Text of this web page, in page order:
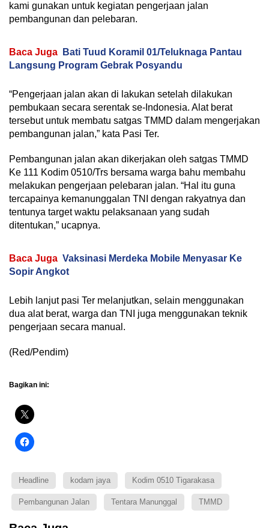
kami gunakan untuk kegiatan pengerjaan jalan
pembangunan dan pelebaran.
Baca Juga
Bati Tuud Koramil 01/Teluknaga Pantau
Langsung Program Gebrak Posyandu
“Pengerjaan jalan akan di lakukan setelah dilakukan
pembukaan secara serentak se-Indonesia. Alat berat
tersebut untuk membatu satgas TMMD dalam mengerjakan
pembangunan jalan,” kata Pasi Ter.
Pembangunan jalan akan dikerjakan oleh satgas TMMD
Ke 111 Kodim 0510/Trs bersama warga bahu membahu
melakukan pengerjaan pelebaran jalan. “Hal itu guna
tercapainya kemanunggalan TNI dengan rakyatnya dan
tentunya target waktu pelaksanaan yang sudah
ditentukan,” ucapnya.
Baca Juga Vaksinasi Merdeka Mobile Menyasar Ke
Sopir Angkot
Lebih lanjut pasi Ter melanjutkan, selain menggunakan
dua alat berat, warga dan TNI juga menggunakan teknik
pengerjaan secara manual.
(Red/Pendim)
Bagikan ini:
Headline kodam jaya Kodim 0510 Tigarakasa
Pembangunan Jalan Tentara Manunggal TMMD